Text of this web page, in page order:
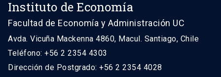
Instituto de Economía
Facultad de Economía y Administración UC
Avda. Vicuña Mackenna 4860, Macul. Santiago, Chile
Teléfono: +56 2 2354 4303
Dirección de Postgrado: +56 2 2354 4028